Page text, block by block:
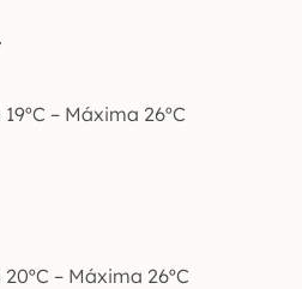
– Máxima 26ºC
– Máxima 26ºC